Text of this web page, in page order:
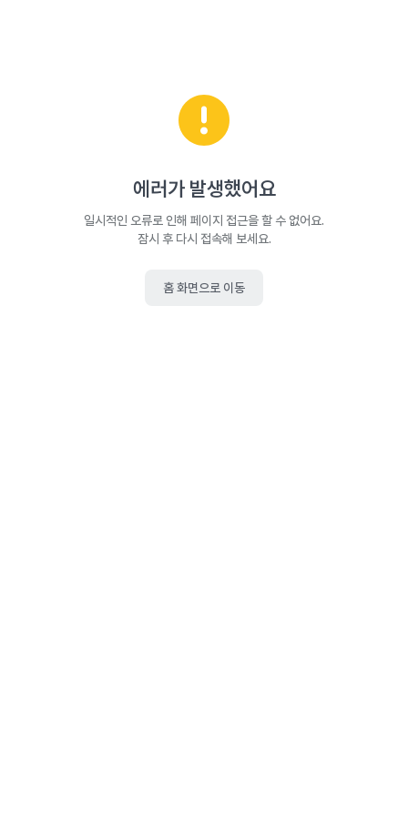
에러가 발생했어요
일시적인 오류로 인해 페이지 접근을 할 수 없어요.
잠시 후 다시 접속해 보세요.
홈 화면으로 이동